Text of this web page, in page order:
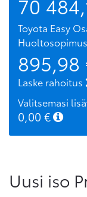
Toyota Easy
Huoltosopimus
895,98
Laske rahoitus
Valitsemasi
0,00 €
Uusi iso